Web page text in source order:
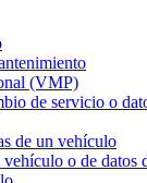
(VMP)
de servicio o
de un vehículo
o de datos